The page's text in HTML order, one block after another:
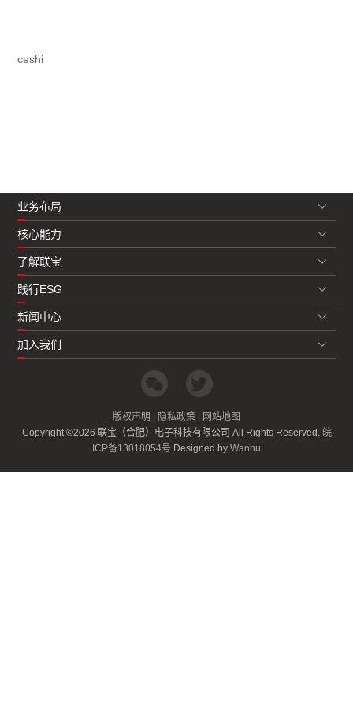
ceshi
业务布局
核心能力
了解联宝
践行ESG
新闻中心
加入我们
版权声明 隐私政策
网站地图
Copyright ©2026 联宝（合肥）电子科技有限公司 All Rights Reserved. 皖
ICP备13018054号 Designed by Wanhu